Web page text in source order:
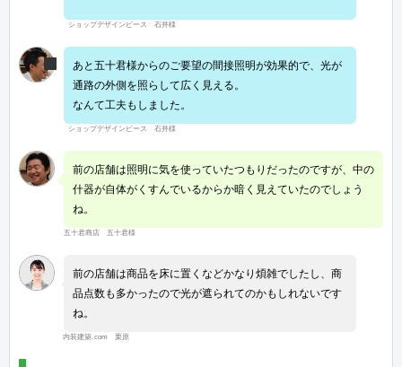
ショップデザインピース 石井様
あと五十君様からのご要望の間接照明が効果的で、光が
通路の外側を照らして広く見える。
なんて工夫もしました。
ショップデザインピース 石井様
前の店舗は照明に気を使っていたつもりだったのですが、中の
什器が自体がくすんでいるからか暗く見えていたのでしょう
ね。
五十君商店 五十君様
前の店舗は商品を床に置くなどかなり煩雑でしたし、商
品点数も多かったので光が遮られてのかもしれないです
ね。
内装建築.com 栗原